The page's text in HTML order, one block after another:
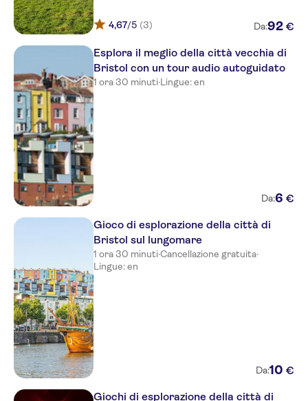
4,67/5 (3) Da:92 €
Esplora il meglio della città vecchia di
Bristol con un tour audio autoguidato
1 ora 30 minuti·Lingue: en
Da:6 €
Gioco di esplorazione della città di
Bristol sul lungomare
1 ora 30 minuti·Cancellazione gratuita·
Lingue: en
Da:10 €
Giochi di esplorazione della città di